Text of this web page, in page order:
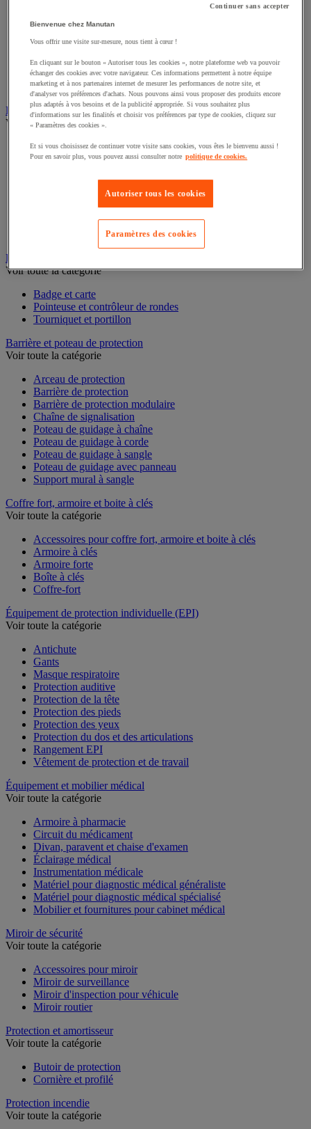
Armoire pour produits corrosifs
Armoire pour produits inflammables
Armoire pour produits phytosanitaires
Armoire pour produits toxiques
Caissons de ventilation et filtres
Récipient de sécurité
Bac de rétention et matériel de rétention
Voir toute la catégorie
Bac de laboratoire
Bac de rétention
Cabine de stockage pour bouteille de gaz
Chariot de rétention
Conteneur et bungalow de stockage extérieur
Plate-forme de rétention
Support de soutirage pour fûts
Badge et pointeuse
Voir toute la catégorie
Badge et carte
Pointeuse et contrôleur de rondes
Tourniquet et portillon
Barrière et poteau de protection
Voir toute la catégorie
Arceau de protection
Barrière de protection
Barrière de protection modulaire
Chaîne de signalisation
Poteau de guidage à chaîne
Poteau de guidage à corde
Poteau de guidage à sangle
Poteau de guidage avec panneau
Support mural à sangle
Coffre fort, armoire et boite à clés
Voir toute la catégorie
Accessoires pour coffre fort, armoire et boite à clés
Armoire à clés
Armoire forte
Boîte à clés
Coffre-fort
Équipement de protection individuelle (EPI)
Voir toute la catégorie
Antichute
Gants
Masque respiratoire
Protection auditive
Protection de la tête
Protection des pieds
Protection des yeux
Protection du dos et des articulations
Rangement EPI
Vêtement de protection et de travail
Équipement et mobilier médical
Voir toute la catégorie
Armoire à pharmacie
Circuit du médicament
Divan, paravent et chaise d'examen
Éclairage médical
Instrumentation médicale
Matériel pour diagnostic médical généraliste
Matériel pour diagnostic médical spécialisé
Mobilier et fournitures pour cabinet médical
Miroir de sécurité
Voir toute la catégorie
Accessoires pour miroir
Miroir de surveillance
Miroir d'inspection pour véhicule
Miroir routier
Protection et amortisseur
Voir toute la catégorie
Butoir de protection
Cornière et profilé
Protection incendie
Voir toute la catégorie
Continuer sans accepter
Bienvenue chez Manutan
Vous offrir une visite sur-mesure, nous tient à cœur !
En cliquant sur le bouton « Autoriser tous les cookies », notre plateforme web va pouvoir
échanger des cookies avec votre navigateur. Ces informations permettent à notre équipe
marketing et à nos partenaires internet de mesurer les performances de notre site, et
d'analyser vos préférences d'achats. Nous pouvons ainsi vous proposer des produits encore
plus adaptés à vos besoins et de la publicité appropriée. Si vous souhaitez plus
d'informations sur les finalités et choisir vos préférences par type de cookies, cliquez sur
« Paramètres des cookies ».
Et si vous choisissez de continuer votre visite sans cookies, vous êtes le bienvenu aussi !
Pour en savoir plus, vous pouvez aussi consulter notre politique de cookies.
Autoriser tous les cookies
Paramètres des cookies